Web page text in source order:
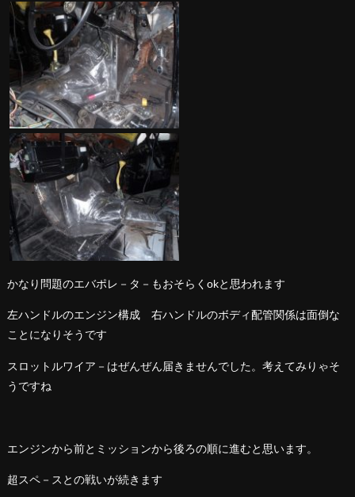
かなり問題のエバポレ－タ－もおそらくokと思われます
左ハンドルのエンジン構成 右ハンドルのボディ配管関係は面倒な
ことになりそうです
スロットルワイア－はぜんぜん届きませんでした。考えてみりゃそ
うですね
エンジンから前とミッションから後ろの順に進むと思います。
超スペ－スとの戦いが続きます